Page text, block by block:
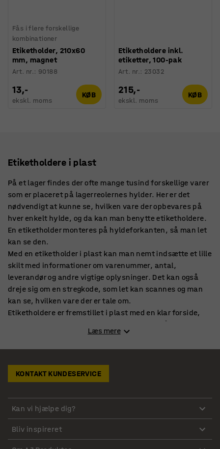
Fås i flere forskellige
kombinationer
Etiketholder, 210x60
mm, magnet
Art. nr.: 90188
13,-
ekskl. moms
KØB
Etiketholdere inkl.
etiketter, 100-pak
Art. nr.: 23032
215,-
ekskl. moms
KØB
Etiketholdere i plast
På et lager findes der ofte mange tusind forskellige varer
som er placeret på lagerreolernes hylder. Her er det
nødvendigt at kunne se, hvilken vare der opbevares på
hver enkelt hylde, og da kan man benytte etiketholdere.
En etiketholder monteres på hyldeforkanten, så man let
kan se den.
Med en etiketholder i plast kan man nemt indsætte et lille
skilt med informationer om varenummer, antal,
leverandør og andre vigtige oplysninger. Det kan også
dreje sig om en stregkode, som let kan scannes og man
kan se, hvilken vare der er tale om.
Etiketholdere er fremstillet i plast med en klar forside,
som man kan se igennem. Etiketholderen er åben i begge
sider, således at man let kan skyde et skilt ind og også
let tage det ud igen og udskifte det med et andet.
Etiketholdere til montering på hylde
Etiketholderen monteres på hylden, og når det gælder
fastgørelsen, er der flere muligheder. Etiketholdere fås
både som selvklæbende som altså klæbes til hylden men
også i en magnetisk udgave som fastgøres ved hjælp af
magnetkraft.
Læs mere
KONTAKT KUNDESERVICE
Kan vi hjælpe dig?
Bliv inspireret